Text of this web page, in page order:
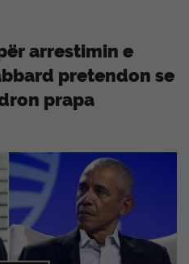
arrestimin e
pretendon se
prapa